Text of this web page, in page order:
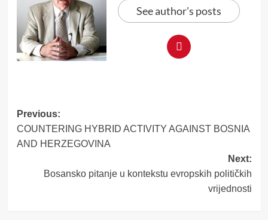
See author's posts
Post
navigation
Previous:
COUNTERING HYBRID ACTIVITY AGAINST BOSNIA
AND HERZEGOVINA
Next:
Bosansko pitanje u kontekstu evropskih političkih
vrijednosti